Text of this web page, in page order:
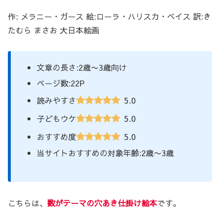
作: メラニー・ガース 絵:ローラ・ハリスカ・ベイス 訳:き
たむら まさお 大日本絵画
文章の長さ:2歳〜3歳向け
ページ数:22P
読みやすさ
5.0
子どもウケ 5.0
おすすめ度 5.0
当サイトおすすめの対象年齢:2歳〜3歳
こちらは、 数がテーマの穴あき仕掛け絵本です。